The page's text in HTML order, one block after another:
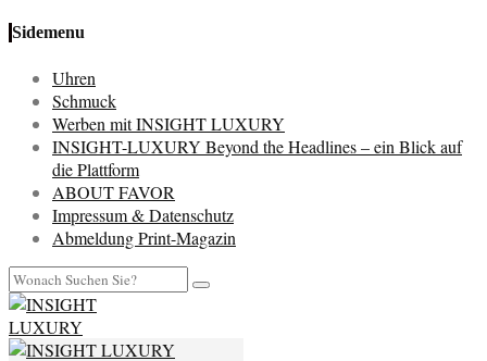
Sidemenu
Uhren
Schmuck
Werben mit INSIGHT LUXURY
INSIGHT-LUXURY Beyond the Headlines – ein Blick auf
die Plattform
ABOUT FAVOR
Impressum & Datenschutz
Abmeldung Print-Magazin